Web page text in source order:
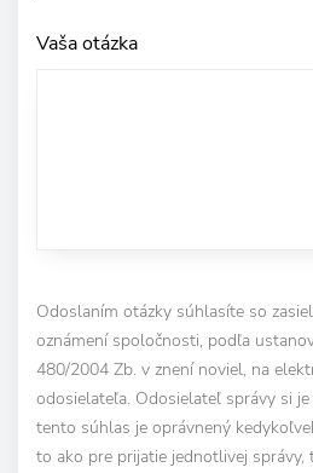
Vaša otázka
Odoslaním otázky súhlasíte so
oznámení spoločnosti, podľa
480/2004 Zb. v znení noviel, na
odosielateľa. Odosielateľ správy si
tento súhlas je oprávnený
to ako pre prijatie jednotlivej správy,